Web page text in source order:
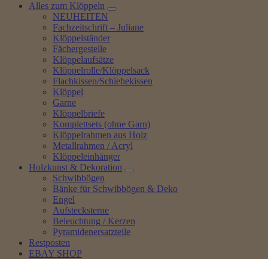
Alles zum Klöppeln
NEUHEITEN
Fachzeitschrift – Juliane
Klöppelständer
Fächergestelle
Klöppelaufsätze
Klöppelrolle/Klöppelsack
Flachkissen/Schiebekissen
Klöppel
Garne
Klöppelbriefe
Komplettsets (ohne Garn)
Klöppelrahmen aus Holz
Metallrahmen / Acryl
Klöppeleinhänger
Holzkunst & Dekoration
Schwibbögen
Bänke für Schwibbögen & Deko
Engel
Aufstecksterne
Beleuchtung / Kerzen
Pyramidenersatzteile
Restposten
EBAY SHOP